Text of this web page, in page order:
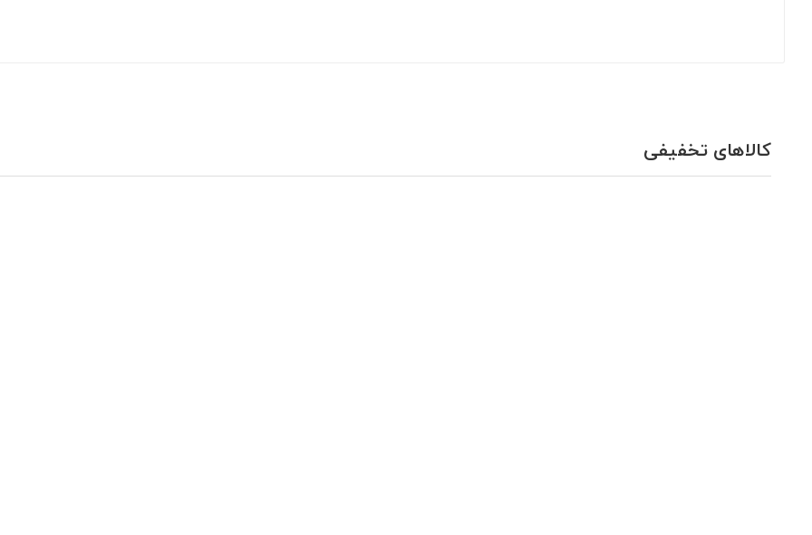
کالاهای تخفیفی